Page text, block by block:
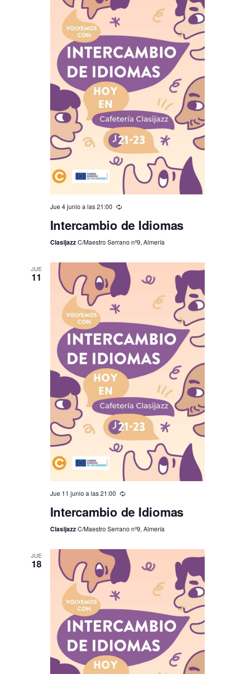
Jue 4 junio a las 21:00
Intercambio de Idiomas
ClasijazzC/Maestro Serrano nº9, Almería
JUE
11
Jue 11 junio a las 21:00
Intercambio de Idiomas
ClasijazzC/Maestro Serrano nº9, Almería
JUE
18